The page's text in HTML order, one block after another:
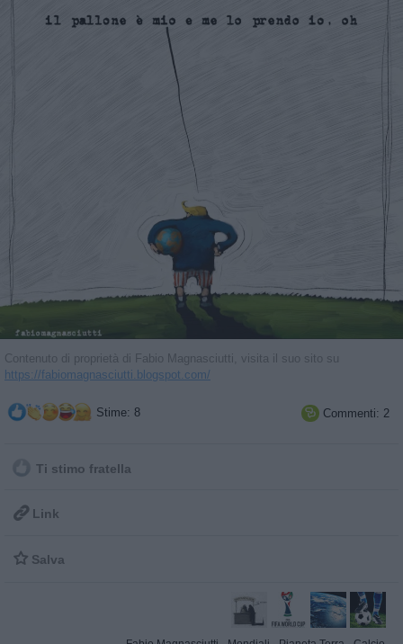
Contenuto di proprietà di Fabio Magnasciutti, visita il suo sito su
https://fabiomagnasciutti.blogspot.com/
Stime: 8  Commenti: 2
Ti stimo fratella
 Link
 Salva